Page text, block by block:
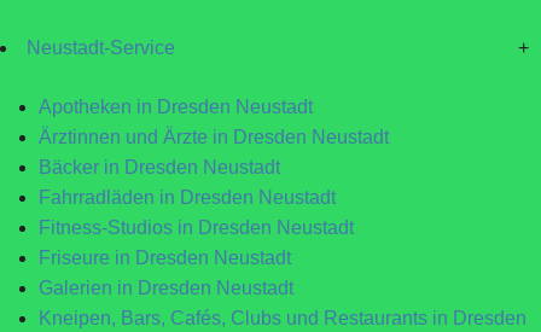
Neustadt-Service +
Apotheken in Dresden Neustadt
Ärztinnen und Ärzte in Dresden Neustadt
Bäcker in Dresden Neustadt
Fahrradläden in Dresden Neustadt
Fitness-Studios in Dresden Neustadt
Friseure in Dresden Neustadt
Galerien in Dresden Neustadt
Kneipen, Bars, Cafés, Clubs und Restaurants in Dresden